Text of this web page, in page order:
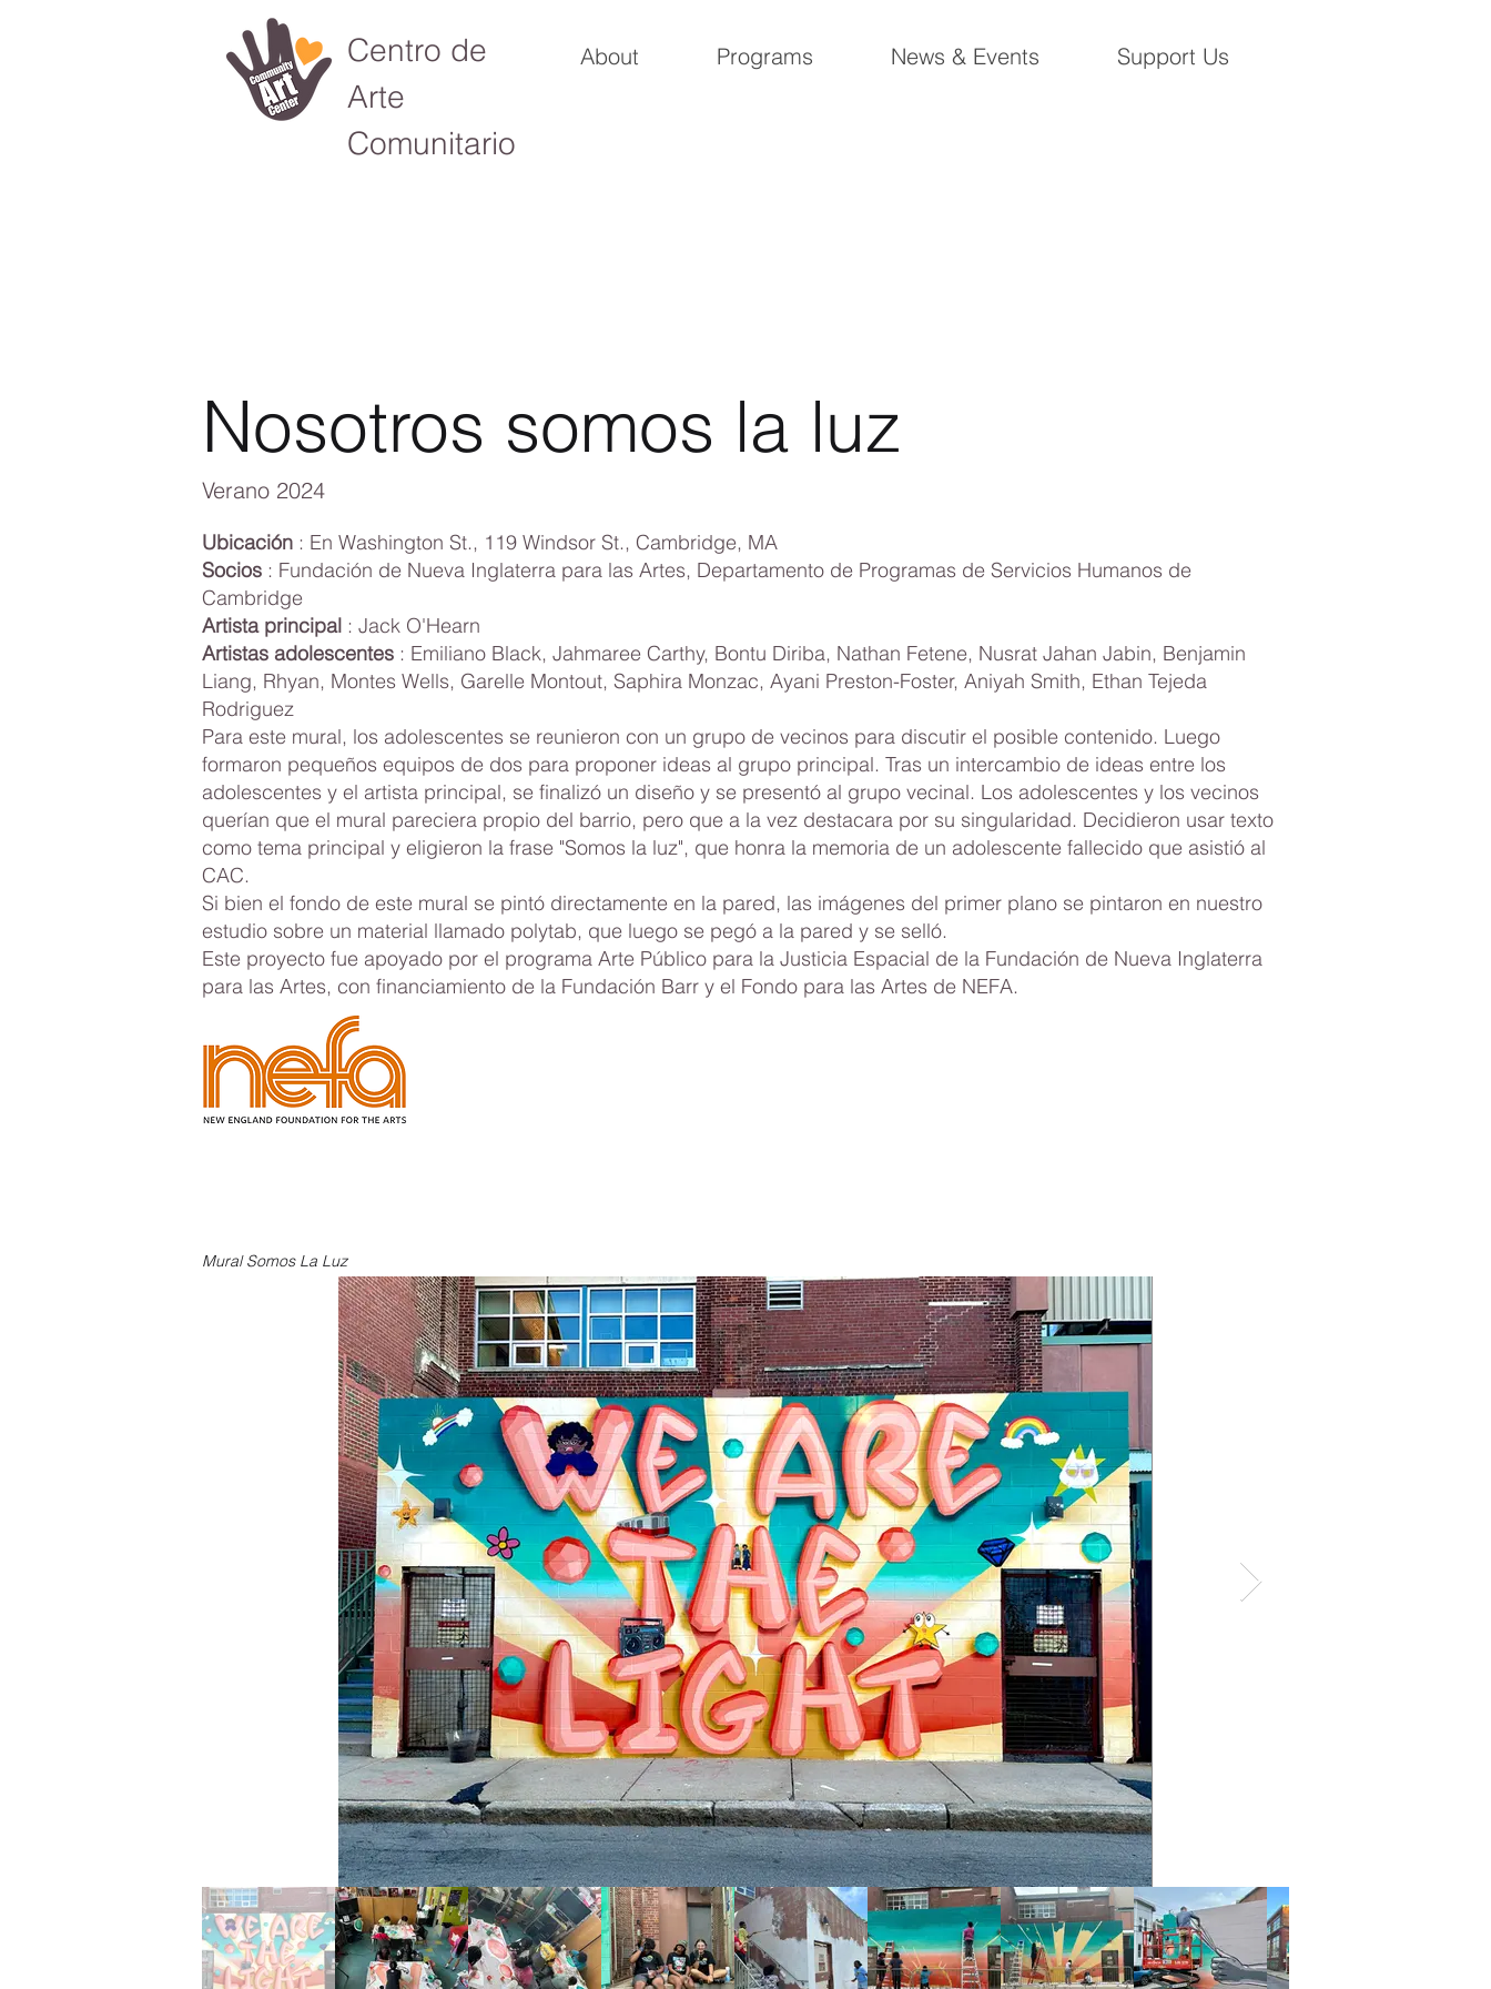
Centro de
Arte
Comunitario
About Programs News & Events Support Us
Nosotros somos la luz
Verano 2024
Ubicación : En Washington St., 119 Windsor St., Cambridge, MA
Socios : Fundación de Nueva Inglaterra para las Artes, Departamento de Programas de Servicios Humanos de
Cambridge
Artista principal : Jack O'Hearn
Artistas adolescentes : Emiliano Black, Jahmaree Carthy, Bontu Diriba, Nathan Fetene, Nusrat Jahan Jabin, Benjamin
Liang, Rhyan, Montes Wells, Garelle Montout, Saphira Monzac, Ayani Preston-Foster, Aniyah Smith, Ethan Tejeda
Rodriguez
Para este mural, los adolescentes se reunieron con un grupo de vecinos para discutir el posible contenido. Luego
formaron pequeños equipos de dos para proponer ideas al grupo principal. Tras un intercambio de ideas entre los
adolescentes y el artista principal, se finalizó un diseño y se presentó al grupo vecinal. Los adolescentes y los vecinos
querían que el mural pareciera propio del barrio, pero que a la vez destacara por su singularidad. Decidieron usar texto
como tema principal y eligieron la frase "Somos la luz", que honra la memoria de un adolescente fallecido que asistió al
CAC.
Si bien el fondo de este mural se pintó directamente en la pared, las imágenes del primer plano se pintaron en nuestro
estudio sobre un material llamado polytab, que luego se pegó a la pared y se selló.
Este proyecto fue apoyado por el programa Arte Público para la Justicia Espacial de la Fundación de Nueva Inglaterra
para las Artes, con financiamiento de la Fundación Barr y el Fondo para las Artes de NEFA.
Mural Somos La Luz